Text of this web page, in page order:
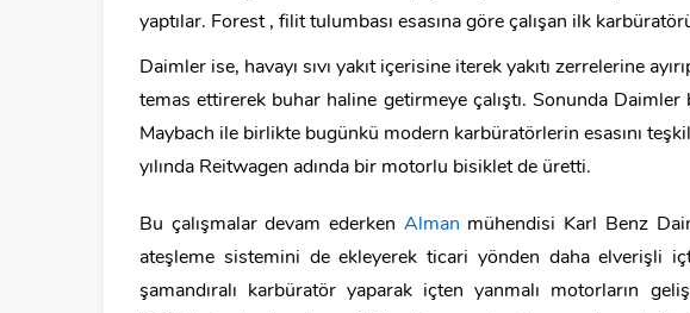
yaptılar. Forest , filit tulumbası esasına göre çalışan ilk
Daimler ise, havayı sıvı yakıt içerisine iterek yakıtı zerrelerine
temas ettirerek buhar haline getirmeye çalıştı. Sonunda
Maybach ile birlikte bugünkü modern karbüratörlerin esasını
yılında Reitwagen adında bir motorlu bisiklet de üretti.
Bu çalışmalar devam ederken Alman mühendisi Karl Benz
ateşleme sistemini de ekleyerek ticari yönden daha elverişli
şamandıralı karbüratör yaparak içten yanmalı motorların